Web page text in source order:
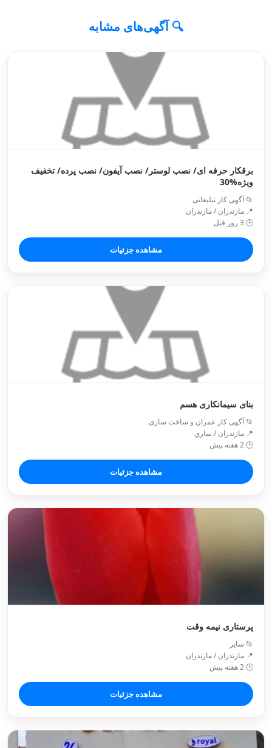
🔍 آگهی‌های مشابه
برقکار حرفه ای/ نصب لوستر/ نصب آیفون/ نصب پرده/ تخفیف
ویژه%30
📂 آگهی کار تبلیغاتی
📍 مازندران / مازندران
🕒 3 روز قبل
مشاهده جزئیات
بنای سیمانکاری هسم
📂 آگهی کار عمران و ساخت سازی
📍 مازندران / ساري
🕒 2 هفته پیش
مشاهده جزئیات
پرستاری نیمه وقت
📂 سایر
📍 مازندران / مازندران
🕒 2 هفته پیش
مشاهده جزئیات